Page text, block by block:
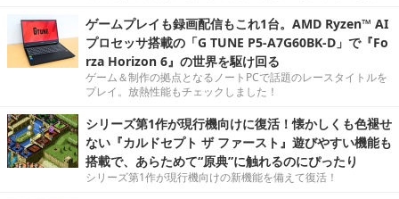
ゲームプレイも録画配信もこれ1台。AMD Ryzen™ AI
プロセッサ搭載の「G TUNE P5-A7G60BK-D」で『Fo
rza Horizon 6』の世界を駆け回る
ゲーム＆制作の拠点となるノートPCで話題のレースタイトルを
プレイ。放熱性能もチェックしました！
シリーズ第1作が現行機向けに復活！懐かしくも色褪せ
ない『カルドセプト ザ ファースト』遊びやすい機能も
搭載で、あらためて“原典”に触れるのにぴったり
シリーズ第1作が現行機向けの新機能を備えて復活！